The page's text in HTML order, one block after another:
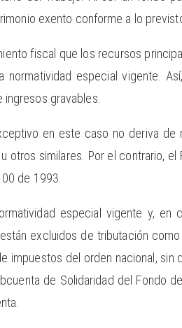
exento conforme a lo
fiscal que los recursos
especial vigente.
gravables.
en este caso no deriva de
similares. Por el contrario, el
de 1993.
especial vigente y, en
excluidos de tributación
del orden nacional, sin
de Solidaridad del Fondo